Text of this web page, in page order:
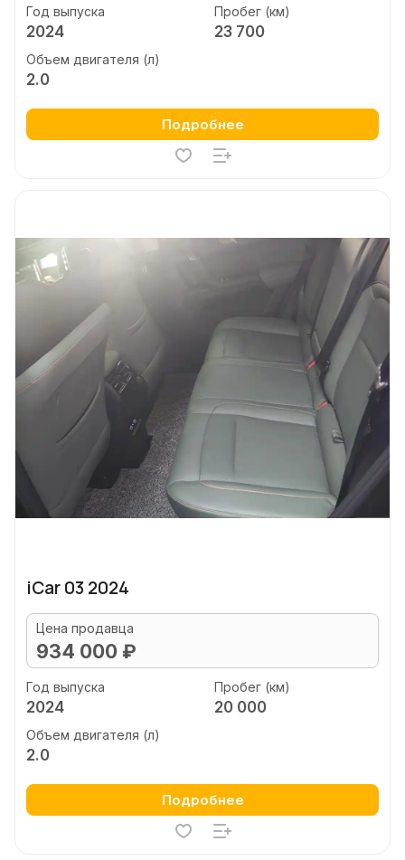
Год выпуска
2024
Пробег (км)
23 700
Объем двигателя (л)
2.0
Подробнее
iCar 03 2024
Цена продавца
934 000 ₽
Год выпуска
2024
Пробег (км)
20 000
Объем двигателя (л)
2.0
Подробнее